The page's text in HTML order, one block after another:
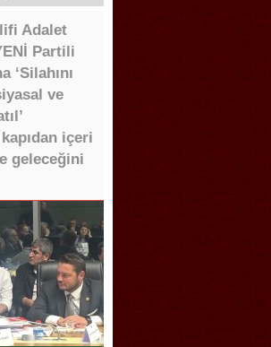
Adalet
Partili
‘Silahını
ve
içeri
geleceğini